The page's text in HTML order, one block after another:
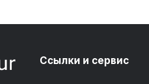
Ссылки и сервис